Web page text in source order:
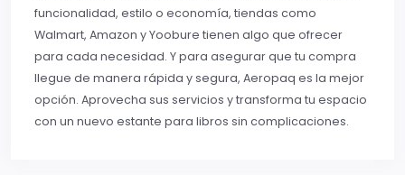
funcionalidad, estilo o economía, tiendas como
Walmart, Amazon y Yoobure tienen algo que ofrecer
para cada necesidad. Y para asegurar que tu compra
llegue de manera rápida y segura, Aeropaq es la mejor
opción. Aprovecha sus servicios y transforma tu espacio
con un nuevo estante para libros sin complicaciones.